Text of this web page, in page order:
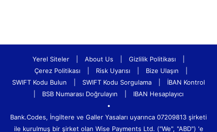
Yerel Siteler About Us Gizlilik Politikası
Çerez Politikası
Risk Uyarısı Bize Ulaşın
SWIFT Kodu Bulun
SWIFT Kodu Sorgulama
İBAN Kontrol
BSB Numarası Doğrulayın
IBAN Hesaplayıcı
•
Bank.Codes, İngiltere ve Galler Yasaları uyarınca 07209813 şirketi
ile kurulmuş bir şirket olan Wise Payments Ltd. ("We", "ABD") 'e